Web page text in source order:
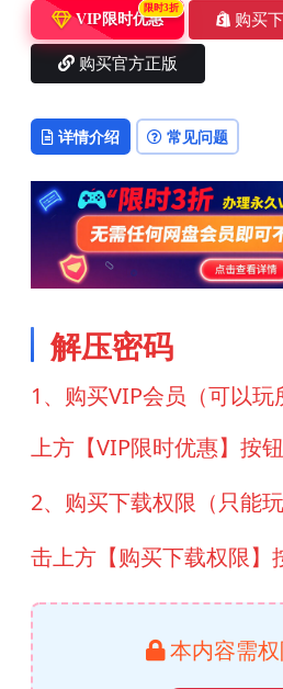
VIP限时优惠
限时3折
购买
购买官方正版
详情介绍 常见问题
解压密码
1、购买VIP会员（可以
上方【VIP限时优惠】按钮
2、购买下载权限（只能
击上方【购买下载权限】
本内容需